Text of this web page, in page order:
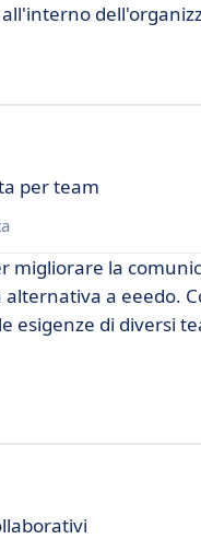
per team
migliorare la
a eeedo.
esigenze di diversi